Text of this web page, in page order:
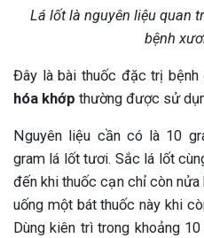
Lá lốt là nguyên liệu quan
bệnh
Đây là bài thuốc đặc trị bệnh
hóa khớp thường được sử
Nguyên liệu cần có là 10
gram lá lốt tươi. Sắc lá lốt
đến khi thuốc cạn chỉ còn
uống một bát thuốc này khi
Dùng kiên trì trong khoảng